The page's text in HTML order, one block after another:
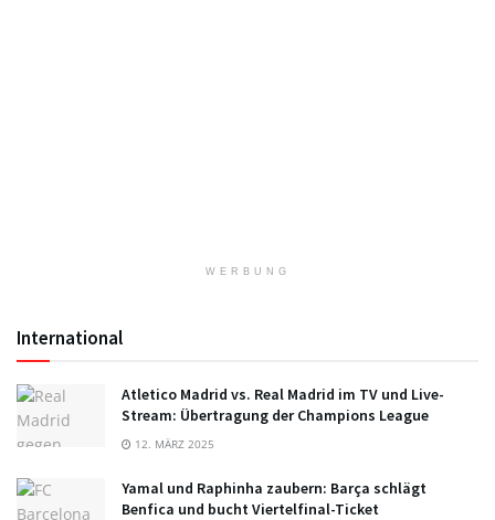
WERBUNG
International
Atletico Madrid vs. Real Madrid im TV und Live-
Stream: Übertragung der Champions League
12. MÄRZ 2025
Yamal und Raphinha zaubern: Barça schlägt
Benfica und bucht Viertelfinal-Ticket